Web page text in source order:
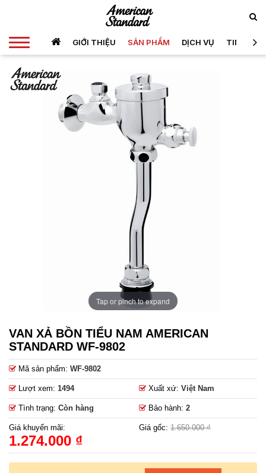
GIỚI THIỆU SẢN PHẨM DỊCH VỤ TIN TỨC
Tap or pinch to expand
VAN XẢ BỒN TIỂU NAM AMERICAN
STANDARD WF-9802
Mã sản phẩm: WF-9802
Lượt xem: 1494 Xuất xứ: Việt Nam
Tình trạng: Còn hàng Bảo hành: 2
Giá khuyến mãi:
1.274.000 ₫
Giá gốc: 1.650.000 ₫